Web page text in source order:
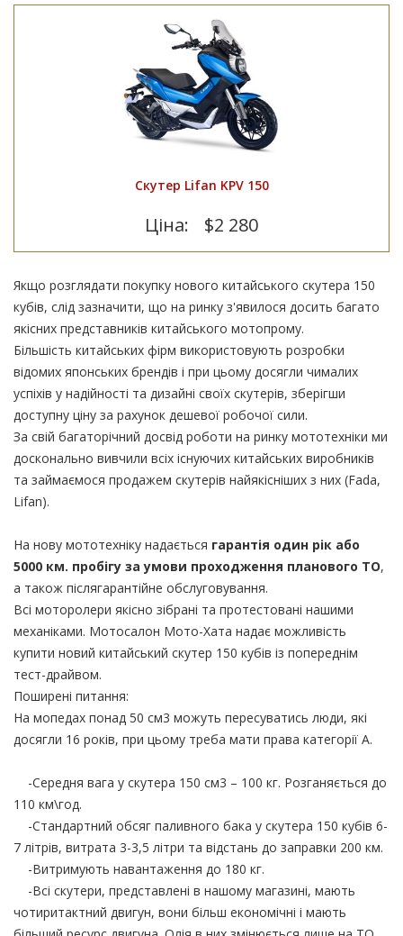
Скутер Lifan KPV 150
Ціна: $2 280
Якщо розглядати покупку нового китайського скутера 150
кубів, слід зазначити, що на ринку з'явилося досить багато
якісних представників китайського мотопрому.
Більшість китайських фірм використовують розробки
відомих японських брендів і при цьому досягли чималих
успіхів у надійності та дизайні своїх скутерів, зберігши
доступну ціну за рахунок дешевої робочої сили.
За свій багаторічний досвід роботи на ринку мототехніки ми
досконально вивчили всіх існуючих китайських виробників
та займаємося продажем скутерів найякісніших з них (Fada,
Lifan).
На нову мототехніку надається гарантія один рік або
5000 км. пробігу за умови проходження планового ТО,
а також післягарантійне обслуговування.
Всі моторолери якісно зібрані та протестовані нашими
механіками. Мотосалон Мото-Хата надає можливість
купити новий китайський скутер 150 кубів із попереднім
тест-драйвом.
Поширені питання:
На мопедах понад 50 см3 можуть пересуватись люди, які
досягли 16 років, при цьому треба мати права категорії А.
-Середня вага у скутера 150 см3 – 100 кг. Розганяється до
110 км\год.
-Стандартний обсяг паливного бака у скутера 150 кубів 6-
7 літрів, витрата 3-3,5 літри та відстань до заправки 200 км.
-Витримують навантаження до 180 кг.
-Всі скутери, представлені в нашому магазині, мають
чотиритактний двигун, вони більш економічні і мають